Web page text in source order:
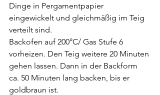
Dinge in Pergamentpapier
eingewickelt und gleichmäßig im Teig
verteilt sind.
Backofen auf 200°C/ Gas Stufe 6
vorheizen. Den Teig weitere 20 Minuten
gehen lassen. Dann in der Backform
ca. 50 Minuten lang backen, bis er
goldbraun ist.